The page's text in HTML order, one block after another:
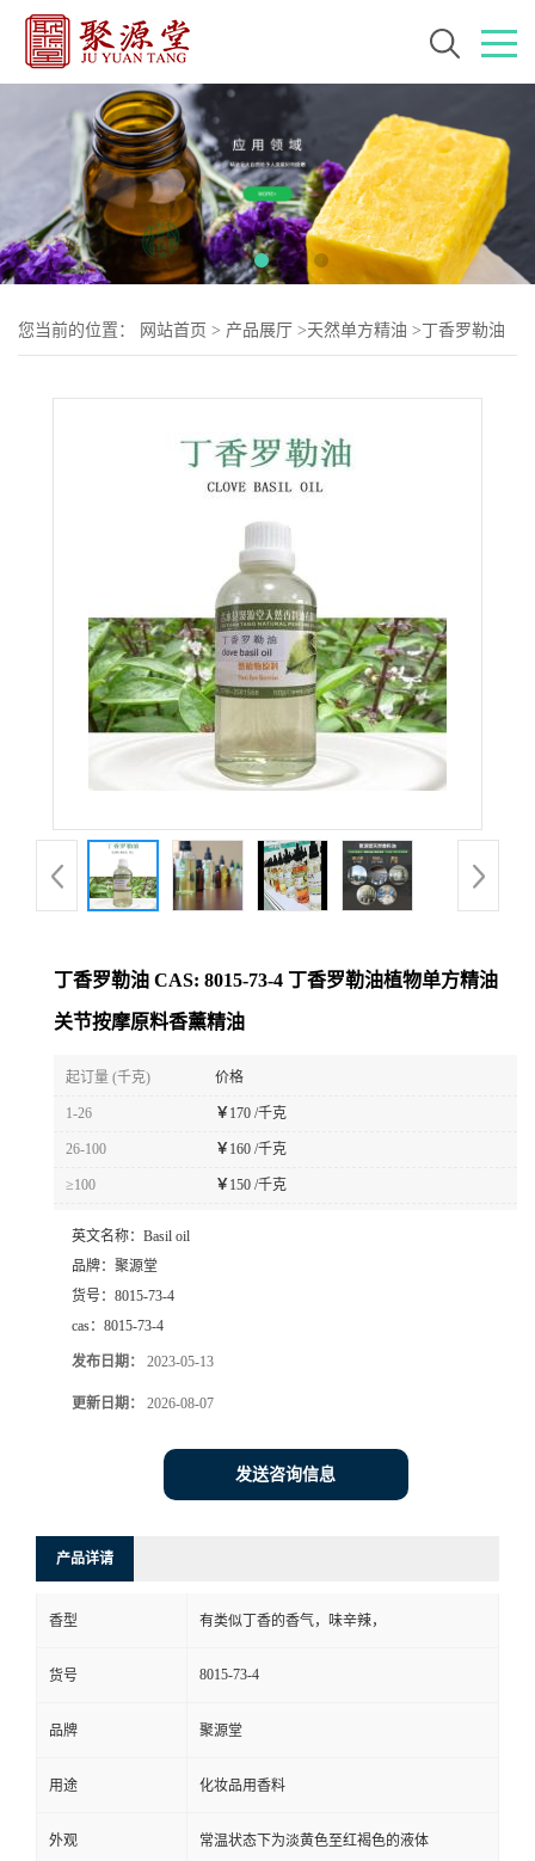
您当前的位置： 网站首页 > 产品展厅 >天然单方精油 >丁香罗勒油
丁香罗勒油 CAS: 8015-73-4 丁香罗勒油植物单方精油
关节按摩原料香薰精油
起订量 (千克) 价格
1-26 ￥ 170 /千克
26-100 ￥ 160 /千克
≥100 ￥ 150 /千克
英文名称： Basil oil
品牌： 聚源堂
货号： 8015-73-4
cas： 8015-73-4
发布日期： 2023-05-13
更新日期： 2026-08-07
发送咨询信息
产品详请
香型 有类似丁香的香气，味辛辣，
货号 8015-73-4
品牌 聚源堂
用途 化妆品用香料
外观 常温状态下为淡黄色至红褐色的液体